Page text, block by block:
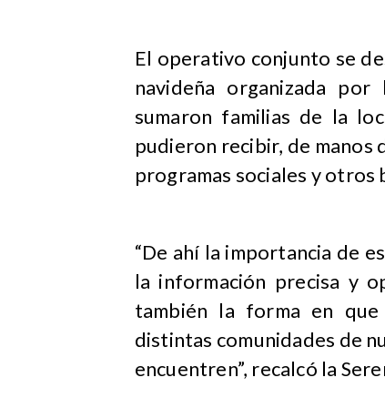
El operativo conjunto se
navideña organizada
sumaron familias de la
pudieron recibir, de manos
programas sociales y otros
“De ahí la importancia de
la información precisa y
también la forma en
distintas comunidades de
encuentren”, recalcó la